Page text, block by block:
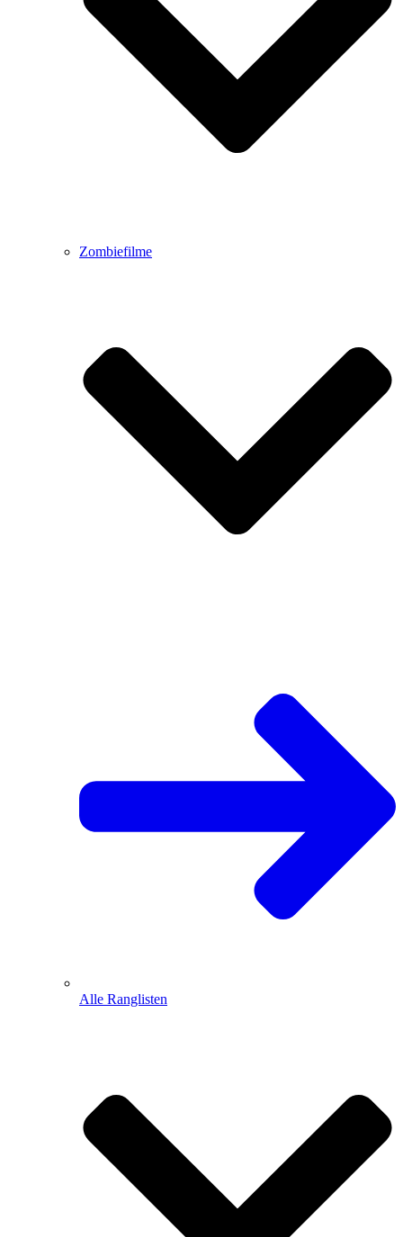
Zombiefilme
Alle Ranglisten